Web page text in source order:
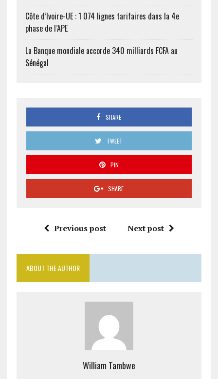
Côte d’Ivoire-UE : 1 074 lignes tarifaires dans la 4e
phase de l’APE
La Banque mondiale accorde 340 milliards FCFA au
Sénégal
SHARE
TWEET
PIN
SHARE
Previous post Next post
ABOUT THE AUTHOR
William Tambwe